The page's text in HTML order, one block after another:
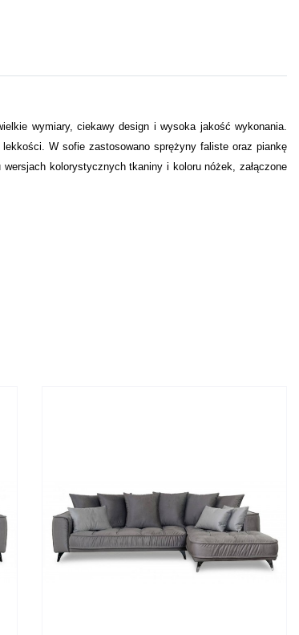
wymiary, ciekawy design i wysoka jakość wykonania.
W sofie zastosowano sprężyny faliste oraz piankę
kolorystycznych tkaniny i koloru nóżek, załączone